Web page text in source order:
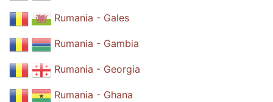
Rumania - Gales
Rumania - Gambia
Rumania - Georgia
Rumania - Ghana